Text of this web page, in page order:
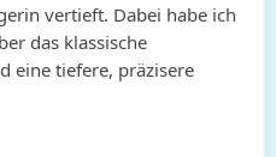
vertieft. Dabei habe ich
das klassische
eine tiefere, präzisere